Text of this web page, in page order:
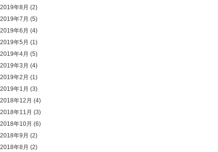
2019年8月 (2)
2019年7月 (5)
2019年6月 (4)
2019年5月 (1)
2019年4月 (5)
2019年3月 (4)
2019年2月 (1)
2019年1月 (3)
2018年12月 (4)
2018年11月 (3)
2018年10月 (6)
2018年9月 (2)
2018年8月 (2)